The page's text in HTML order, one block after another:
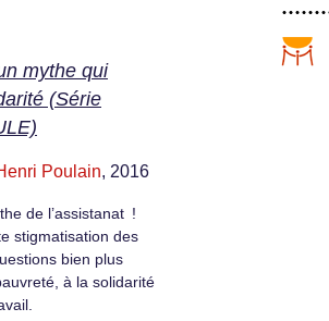
mythe qui
(Série
Poulain, 2016
de l’assistanat !
stigmatisation des
bien plus
à la solidarité